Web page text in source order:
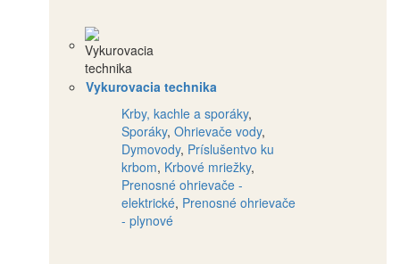
Vykurovacia technika
Krby, kachle a sporáky,
Sporáky, Ohrievače vody,
Dymovody, Príslušentvo ku
krbom, Krbové mriežky,
Prenosné ohrievače -
elektrické, Prenosné ohrievače
- plynové